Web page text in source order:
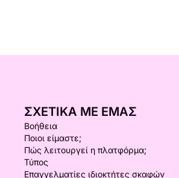
ΣΧΕΤΙΚΆ ΜΕ ΕΜΆΣ
Βοήθεια
Ποιοι είμαστε;
Πώς λειτουργεί η πλατφόρμα;
Τύπος
Επαγγελματίες ιδιοκτήτες σκαφών